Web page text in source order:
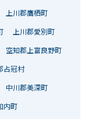
上川郡鷹栖町
上川郡愛別町
空知郡上富良野町
占冠村
中川郡美深町
内町